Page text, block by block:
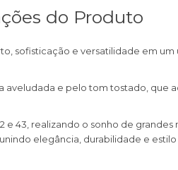
do Produto
sofisticação e versatilidade em
e pelo tom tostado, que
e 43, realizando o sonho de
elegância, durabilidade e